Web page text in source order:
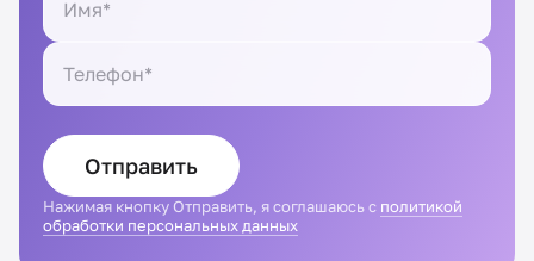
Отправить
Нажимая кнопку Отправить, я соглашаюсь с политикой
обработки персональных данных